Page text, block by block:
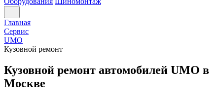
Главная
Сервис
UMO
Кузовной ремонт
Кузовной ремонт автомобилей UMO в
Москве